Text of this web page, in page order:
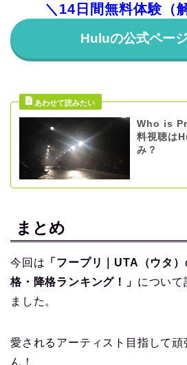
＼14日間無料体験（
Huluの公式ペー
Who is
料視聴は
み？
まとめ
今回は 「フープリ｜UTA（ウタ
格・降格ランキング！」 について
ました。
愛されるアーティスト目指して頑
ん！